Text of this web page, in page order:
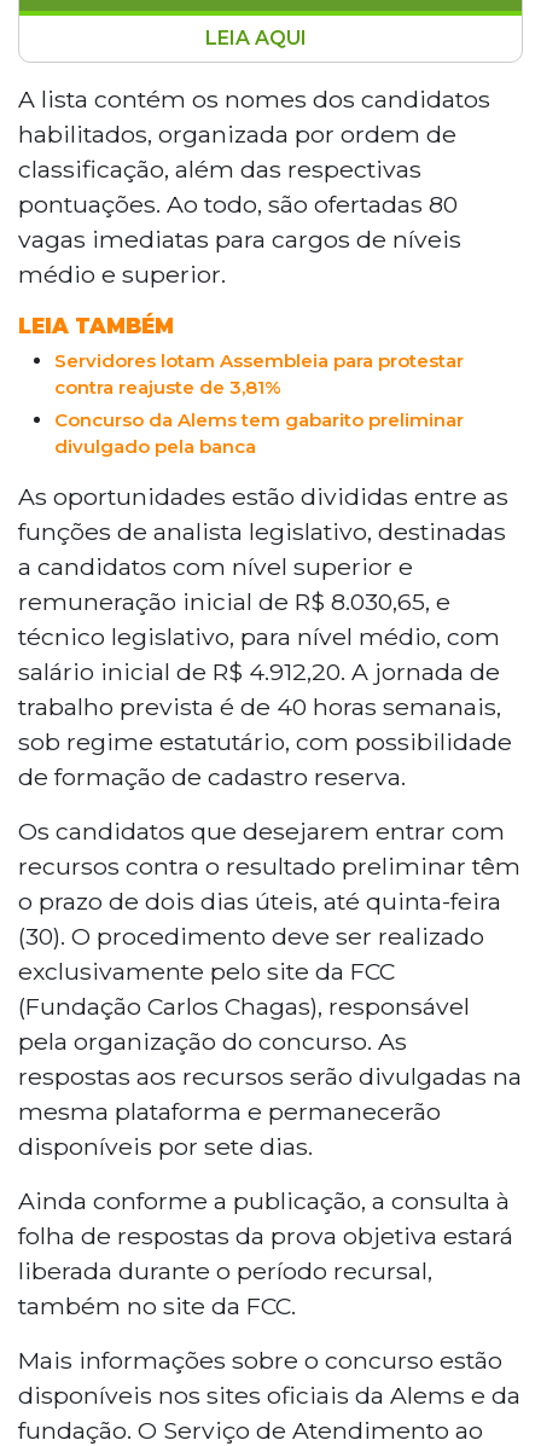
A Assembleia Legislativa de Mato Grosso
do Sul divulgou o resultado preliminar da
prova objetiva do segundo concurso
público, que reuniu 15.675 candidatos. São
ofertadas 80 vagas para analista
legislativo, com salário de R$ 8.030,65, e
técnico legislativo, com R$ 4.912,20.
Recursos podem ser interpostos até
organizadora do certame.
LEIA AQUI
A lista contém os nomes dos candidatos
habilitados, organizada por ordem de
classificação, além das respectivas
pontuações. Ao todo, são ofertadas 80
vagas imediatas para cargos de níveis
médio e superior.
LEIA TAMBÉM
Servidores lotam Assembleia para protestar
contra reajuste de 3,81%
Concurso da Alems tem gabarito preliminar
divulgado pela banca
As oportunidades estão divididas entre as
funções de analista legislativo, destinadas
a candidatos com nível superior e
remuneração inicial de R$ 8.030,65, e
técnico legislativo, para nível médio, com
salário inicial de R$ 4.912,20. A jornada de
trabalho prevista é de 40 horas semanais,
sob regime estatutário, com possibilidade
de formação de cadastro reserva.
Os candidatos que desejarem entrar com
recursos contra o resultado preliminar têm
o prazo de dois dias úteis, até quinta-feira
(30). O procedimento deve ser realizado
exclusivamente pelo site da FCC
(Fundação Carlos Chagas), responsável
pela organização do concurso. As
respostas aos recursos serão divulgadas na
mesma plataforma e permanecerão
disponíveis por sete dias.
Ainda conforme a publicação, a consulta à
folha de respostas da prova objetiva estará
liberada durante o período recursal,
também no site da FCC.
Mais informações sobre o concurso estão
disponíveis nos sites oficiais da Alems e da
fundação. O Serviço de Atendimento ao